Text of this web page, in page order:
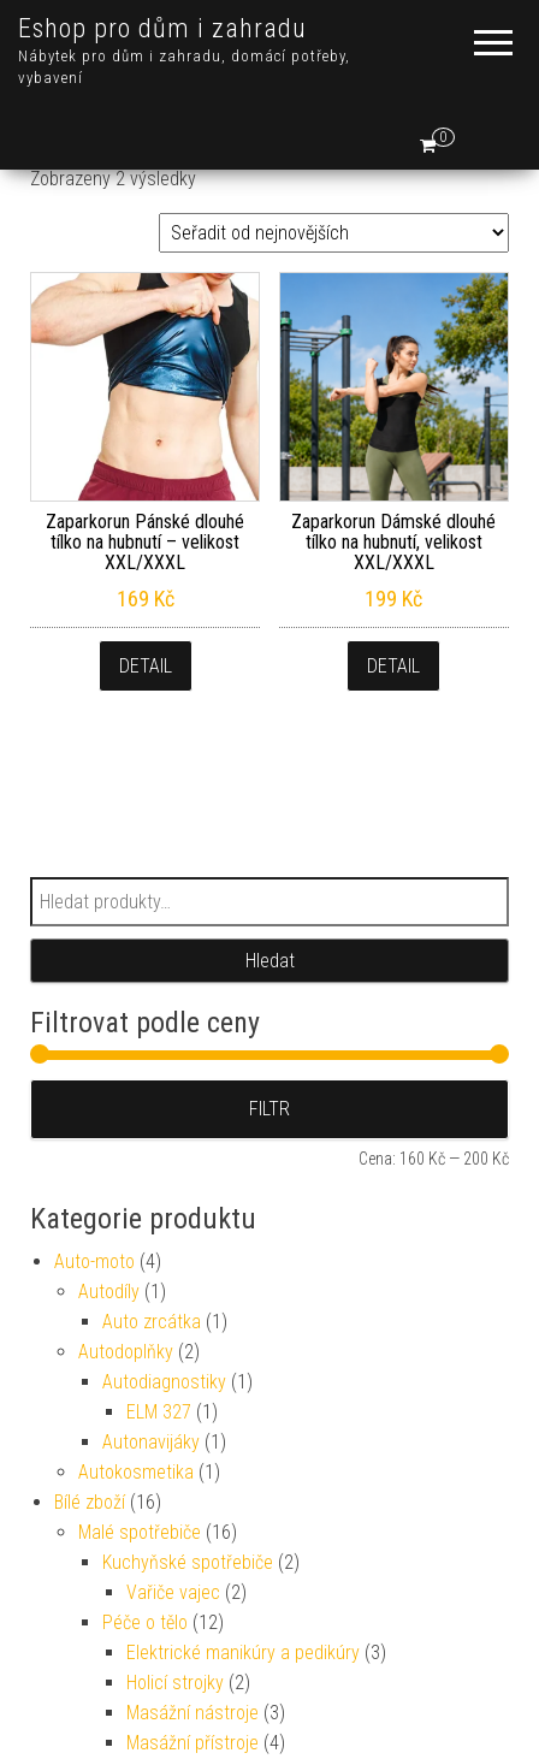
Eshop pro dům i zahradu
Nábytek pro dům i zahradu, domácí potřeby,
vybavení
0
Zobrazeny 2 výsledkySeřazeno od nejnovějších
Zaparkorun Pánské dlouhé
tílko na hubnutí – velikost
XXL/XXXL
169 Kč
DETAIL
Zaparkorun Dámské dlouhé
tílko na hubnutí, velikost
XXL/XXXL
199 Kč
DETAIL
Hledat:
Hledat
Filtrovat podle ceny
FILTR
Cena: 160 Kč — 200 Kč
Kategorie produktu
Auto-moto (4)
Autodíly (1)
Auto zrcátka (1)
Autodoplňky (2)
Autodiagnostiky (1)
ELM 327 (1)
Autonavijáky (1)
Autokosmetika (1)
Bílé zboží (16)
Malé spotřebiče (16)
Kuchyňské spotřebiče (2)
Vařiče vajec (2)
Péče o tělo (12)
Elektrické manikúry a pedikúry (3)
Holicí strojky (2)
Masážní nástroje (3)
Masážní přístroje (4)